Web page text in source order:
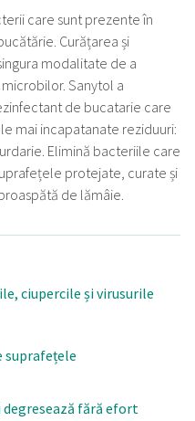
care sunt prezente în
Curățarea și
modalitate de a
Sanytol a
de bucatarie care
mai incapatanate reziduuri:
Elimină bacteriile care
protejate, curate și
de lămâie.
ciupercile și virusurile
suprafețele
fără efort